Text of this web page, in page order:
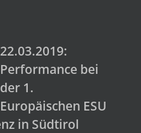
22.03.2019:
Performance bei
der 1.
Europäischen ESU
in Südtirol